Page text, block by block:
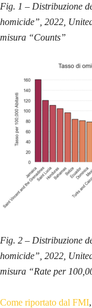
Fig. 1 – Distribuzione
homicide”, 2022,
misura “Counts”
Fig. 2 – Distribuzione
homicide”, 2022,
misura “Rate per
Come riportato dal FMI